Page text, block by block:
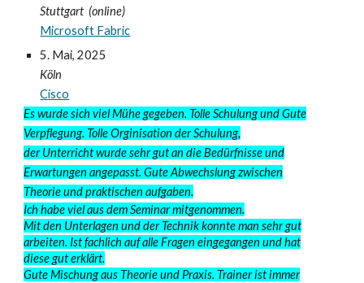
Stuttgart (online)
Microsoft Fabric
5. Mai, 2025
Köln
Cisco
Es wurde sich viel Mühe gegeben. Tolle Schulung und Gute
Verpflegung. Tolle Orginisation der Schulung,
der Unterricht wurde sehr gut an die Bedürfnisse und
Erwartungen angepasst. Gute Abwechslung zwischen
Theorie und praktischen aufgaben.
Ich habe viel aus dem Seminar mitgenommen.
Mit den Unterlagen und der Technik konnte man sehr gut
arbeiten. Ist fachlich auf alle Fragen eingegangen und hat
diese gut erklärt.
Gute Mischung aus Theorie und Praxis. Trainer ist immer